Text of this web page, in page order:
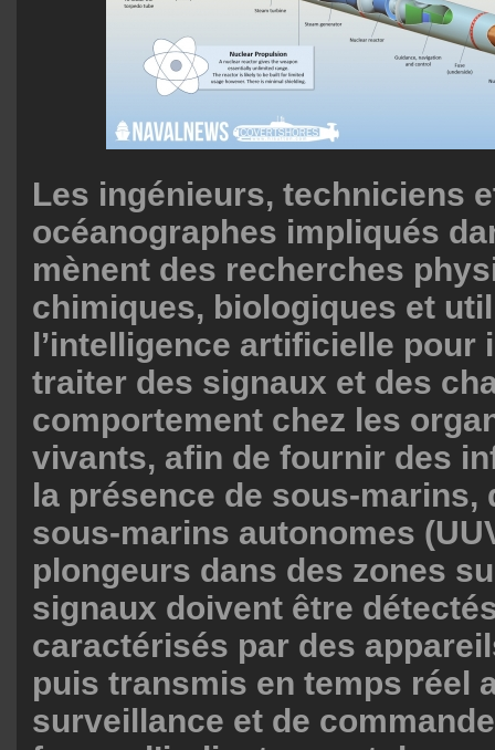
Les ingénieurs, techniciens
océanographes impliqués
mènent des recherches
chimiques, biologiques et
l’intelligence artificielle pour
traiter des signaux et des
comportement chez les
vivants, afin de fournir des
la présence de sous-marins,
sous-marins autonomes
plongeurs dans des zones
signaux doivent être
caractérisés par des
puis transmis en temps réel
surveillance et de